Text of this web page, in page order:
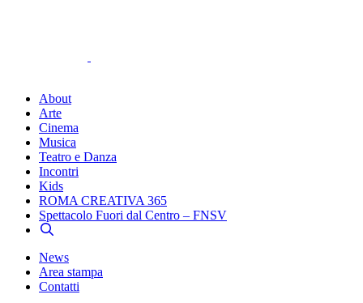
About
Arte
Cinema
Musica
Teatro e Danza
Incontri
Kids
ROMA CREATIVA 365
Spettacolo Fuori dal Centro – FNSV
News
Area stampa
Contatti